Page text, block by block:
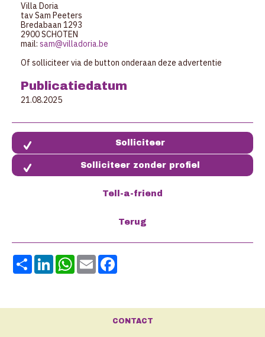
Villa Doria
tav Sam Peeters
Bredabaan 1293
2900 SCHOTEN
mail: sam@villadoria.be
Of solliciteer via de button onderaan deze advertentie
Publicatiedatum
21.08.2025
Solliciteer zonder profiel
Share LinkedInWhatsApp
Email
CONTACT